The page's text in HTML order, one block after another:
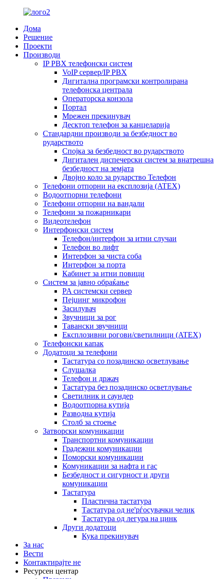
Дома
Решение
Проекти
Производи
IP PBX телефонски систем
VoIP сервер/IP PBX
Дигитална програмски контролирана
телефонска централа
Операторска конзола
Портал
Мрежен прекинувач
Десктоп телефон за канцеларија
Стандардни производи за безбедност во
рударството
Спојка за безбедност во рударството
Дигитален диспечерски систем за внатрешна
безбедност на земјата
Двојно коло за рударство Телефон
Телефони отпорни на експлозија (ATEX)
Водоотпорни телефони
Телефони отпорни на вандали
Телефони за пожарникари
Видеотелефон
Интерфонски систем
Телефон/интерфон за итни случаи
Телефон во лифт
Интерфон за чиста соба
Интерфон за порта
Кабинет за итни повици
Систем за јавно обраќање
PA системски сервер
Пејџинг микрофон
Засилувач
Звучници за рог
Тавански звучници
Експлозивни рогови/светилници (ATEX)
Телефонски капак
Додатоци за телефони
Тастатура со позадинско осветлување
Слушалка
Телефон и држач
Тастатура без позадинско осветлување
Светилник и саундер
Водоотпорна кутија
Разводна кутија
Столб за стоење
Затворски комуникации
Транспортни комуникации
Градежни комуникации
Поморски комуникации
Комуникации за нафта и гас
Безбедност и сигурност и други
комуникации
Тастатура
Пластична тастатура
Тастатура од не'рѓосувачки челик
Тастатура од легура на цинк
Други додатоци
Кука прекинувач
За нас
Вести
Контактирајте не
Ресурсен центар